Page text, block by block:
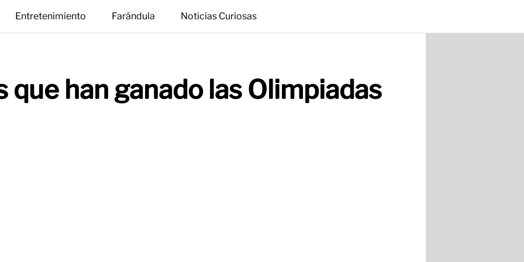
Entretenimiento Farándula Noticias Curiosas
que han ganado las Olimpiadas